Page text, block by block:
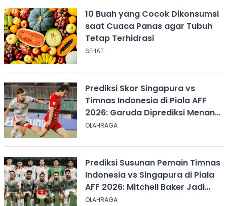
10 Buah yang Cocok Dikonsumsi
saat Cuaca Panas agar Tubuh
Tetap Terhidrasi
SEHAT
Prediksi Skor Singapura vs
Timnas Indonesia di Piala AFF
2026: Garuda Diprediksi Menang
Tipis
OLAHRAGA
Prediksi Susunan Pemain Timnas
Indonesia vs Singapura di Piala
AFF 2026: Mitchell Baker Jadi
Andalan Lini Depan
OLAHRAGA